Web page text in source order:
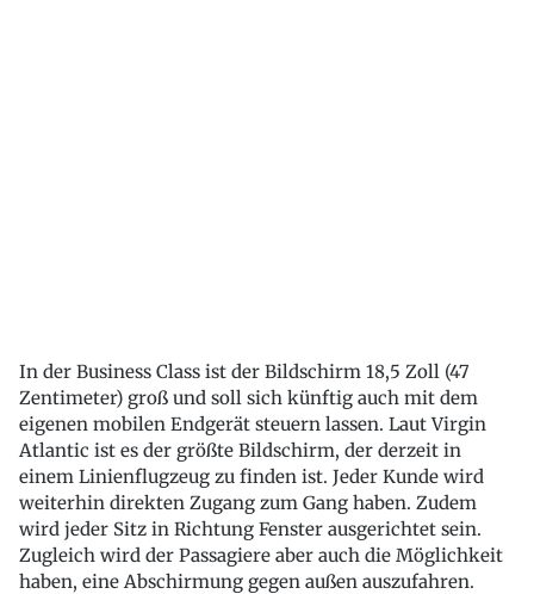
In der Business Class ist der Bildschirm 18,5 Zoll (47
Zentimeter) groß und soll sich künftig auch mit dem
eigenen mobilen Endgerät steuern lassen. Laut Virgin
Atlantic ist es der größte Bildschirm, der derzeit in
einem Linienflugzeug zu finden ist. Jeder Kunde wird
weiterhin direkten Zugang zum Gang haben. Zudem
wird jeder Sitz in Richtung Fenster ausgerichtet sein.
Zugleich wird der Passagiere aber auch die Möglichkeit
haben, eine Abschirmung gegen außen auszufahren.